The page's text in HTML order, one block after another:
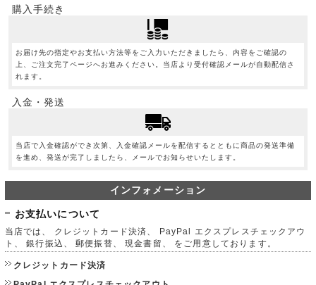
購入手続き
お届け先の指定やお支払い方法等をご入力いただきましたら、内容をご確認の
上、ご注文完了ページへお進みください。当店より受付確認メールが自動配信さ
れます。
入金・発送
当店で入金確認ができ次第、入金確認メールを配信するとともに商品の発送準備
を進め、発送が完了しましたら、メールでお知らせいたします。
インフォメーション
お支払いについて
当店では、 クレジットカード決済、 PayPal エクスプレスチェックアウ
ト、 銀行振込、 郵便振替、 現金書留、 をご用意しております。
クレジットカード決済